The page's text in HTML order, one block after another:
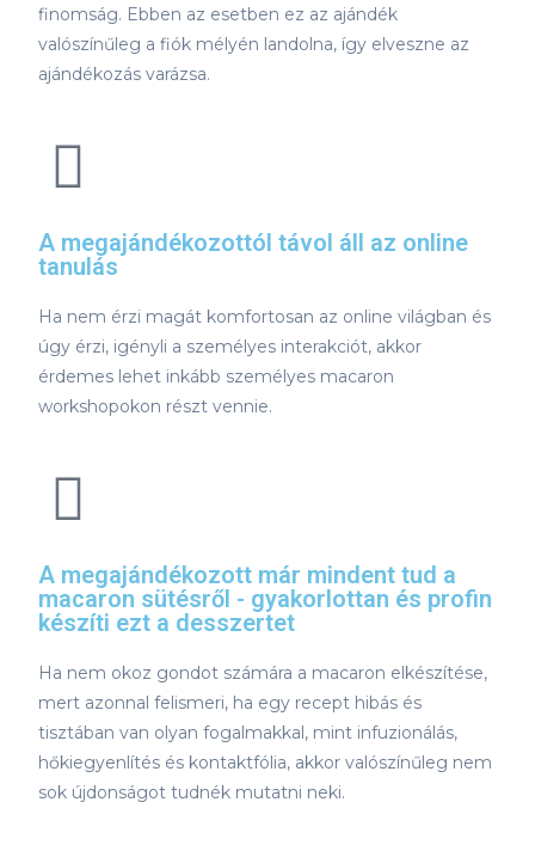
finomság. Ebben az esetben ez az ajándék
valószínűleg a fiók mélyén landolna, így elveszne az
ajándékozás varázsa.
A megajándékozottól távol áll az online
tanulás
Ha nem érzi magát komfortosan az online világban és
úgy érzi, igényli a személyes interakciót, akkor
érdemes lehet inkább személyes macaron
workshopokon részt vennie.
A megajándékozott már mindent tud a
macaron sütésről - gyakorlottan és profin
készíti ezt a desszertet
Ha nem okoz gondot számára a macaron elkészítése,
mert azonnal felismeri, ha egy recept hibás és
tisztában van olyan fogalmakkal, mint infuzionálás,
hőkiegyenlítés és kontaktfólia, akkor valószínűleg nem
sok újdonságot tudnék mutatni neki.